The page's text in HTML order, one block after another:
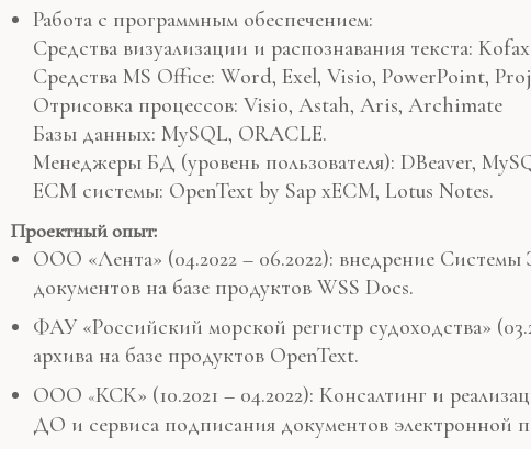
Работа с программным обеспечением:
Средства визуализации и распознавания текста:
Средства MS Office: Word, Exel, Visio, PowerPoint,
Отрисовка процессов: Visio, Astah, Aris, Archimate
Базы данных: MySQL, ORACLE.
Менеджеры БД (уровень пользователя): DBeaver,
ECM системы: OpenText by Sap xECM, Lotus Notes.
Проектный опыт:
ООО «Лента» (04.2022 – 06.2022): внедрение
документов на базе продуктов WSS Docs.
ФАУ «Российский морской регистр судоходства»
архива на базе продуктов OpenText.
ООО «КСК» (10.2021 – 04.2022): Консалтинг и
ДО и сервиса подписания документов электронной